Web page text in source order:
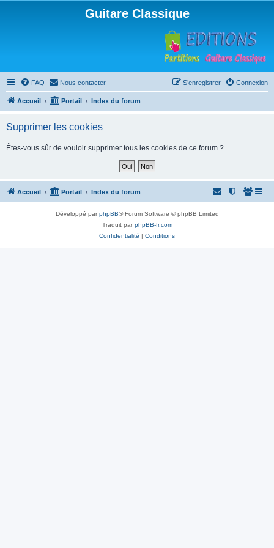
Guitare Classique
FAQ Nous contacter Connexion
S’enregistrer
Accueil Portail Index du forum
Supprimer les cookies
Êtes-vous sûr de vouloir supprimer tous les cookies de ce forum ?
Accueil Portail Index du forum
Développé parphpBB® Forum Software © phpBB Limited
Traduit parphpBB-fr.com
Confidentialité | Conditions